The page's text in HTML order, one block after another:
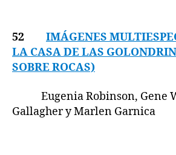
52 IMÁGENES
LA CASA DE LAS
SOBRE ROCAS)
Eugenia Robinson, Gene
Gallagher y Marlen Garnica